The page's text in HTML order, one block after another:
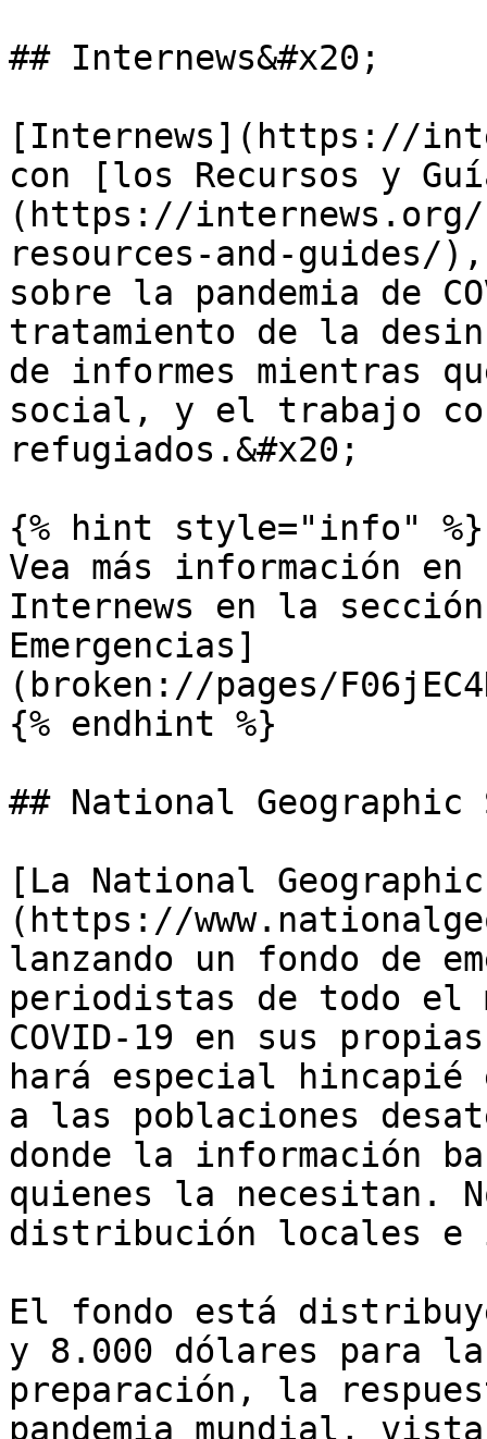
## Internews&#x20;
[Internews](https://
con [los Recursos y
(https://internews.org/
resources-and-guides/
sobre la pandemia de
tratamiento de la
de informes mientras
social, y el trabajo
refugiados.&#x20;
{% hint style="info" %}
Vea más información
Internews en la
Emergencias]
(broken://pages/
{% endhint %}
## National Geographic
[La National
(https://
lanzando un fondo de
periodistas de todo el
COVID-19 en sus
hará especial
a las poblaciones
donde la información
quienes la necesitan.
distribución locales e
El fondo está
y 8.000 dólares para
preparación, la
pandemia mundial,